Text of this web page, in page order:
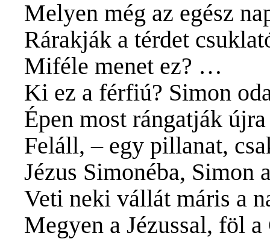
Melyen még az egész
Rárakják a térdet
Miféle menet ez? …
Ki ez a férfiú? Simon
Épen most rángatják
Feláll, – egy pillanat,
Jézus Simonéba, Simon
Veti neki vállát máris a
Megyen a Jézussal, föl